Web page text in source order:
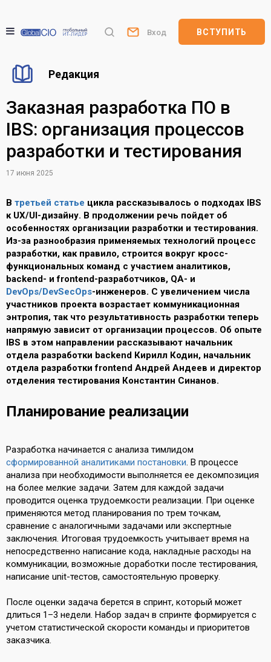
Вход ВСТУПИТЬ
Редакция
Заказная разработка ПО в
IBS: организация процессов
разработки и тестирования
17 июня 2025
В третьей статье цикла рассказывалось о подходах IBS
к UX/UI-дизайну. В продолжении речь пойдет об
особенностях организации разработки и тестирования.
Из-за разнообразия применяемых технологий процесс
разработки, как правило, строится вокруг кросс-
функциональных команд с участием аналитиков,
backend- и frontend-разработчиков, QA- и
DevOps/DevSecOps-инженеров. С увеличением числа
участников проекта возрастает коммуникационная
энтропия, так что результативность разработки теперь
напрямую зависит от организации процессов. Об опыте
IBS в этом направлении рассказывают начальник
отдела разработки backend Кирилл Кодин, начальник
отдела разработки frontend Андрей Андеев и директор
отделения тестирования Константин Синанов.
Планирование реализации
Разработка начинается с анализа тимлидом
сформированной аналитиками постановки. В процессе
анализа при необходимости выполняется ее декомпозиция
на более мелкие задачи. Затем для каждой задачи
проводится оценка трудоемкости реализации. При оценке
применяются метод планирования по трем точкам,
сравнение с аналогичными задачами или экспертные
заключения. Итоговая трудоемкость учитывает время на
непосредственно написание кода, накладные расходы на
коммуникации, возможные доработки после тестирования,
написание unit-тестов, самостоятельную проверку.
После оценки задача берется в спринт, который может
длиться 1–3 недели. Набор задач в спринте формируется с
учетом статистической скорости команды и приоритетов
заказчика.